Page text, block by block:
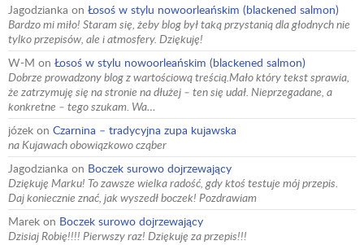
Jagodzianka on Łosoś w stylu nowoorleańskim (blackened salmon)
Bardzo mi miło! Staram się, żeby blog był taką przystanią dla głodnych nie
tylko przepisów, ale i atmosfery. Dziękuję!
W-M on Łosoś w stylu nowoorleańskim (blackened salmon)
Dobrze prowadzony blog z wartościową treścią.Mało który tekst sprawia,
że zatrzymuję się na stronie na dłużej – ten się udał. Nieprzegadane, a
konkretne – tego szukam. Wa…
józek on Czarnina – tradycyjna zupa kujawska
na Kujawach obowiązkowo cząber
Jagodzianka on Boczek surowo dojrzewający
Dziękuję Marku! To zawsze wielka radość, gdy ktoś testuje mój przepis.
Daj koniecznie znać, jak wyszedł boczek! Pozdrawiam
Marek on Boczek surowo dojrzewający
Dzisiaj Robię!!!! Pierwszy raz! Dziękuję za przepis!!!